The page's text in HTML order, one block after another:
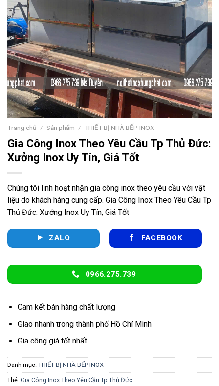
Trang chủ / Sản phẩm / THIẾT BỊ NHÀ BẾP INOX
Gia Công Inox Theo Yêu Cầu Tp Thủ Đức:
Xưởng Inox Uy Tín, Giá Tốt
Chúng tôi linh hoạt nhận gia công inox theo yêu cầu với vật
liệu do khách hàng cung cấp. Gia Công Inox Theo Yêu Cầu Tp
Thủ Đức: Xưởng Inox Uy Tín, Giá Tốt
ZALO FACEBOOK
0966.275.739
Cam kết bán hàng chất lượng
Giao nhanh trong thành phố Hồ Chí Minh
Gia công giá tốt nhất
Danh mục: THIẾT BỊ NHÀ BẾP INOX
Thẻ: Gia Công Inox Theo Yêu Cầu Tp Thủ Đức